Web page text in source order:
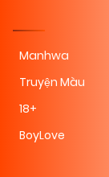
Manhwa
Truyện Màu
18+
BoyLove